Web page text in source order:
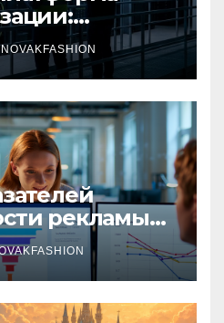
особенности
NOVAKFASHION
рекламы
точек